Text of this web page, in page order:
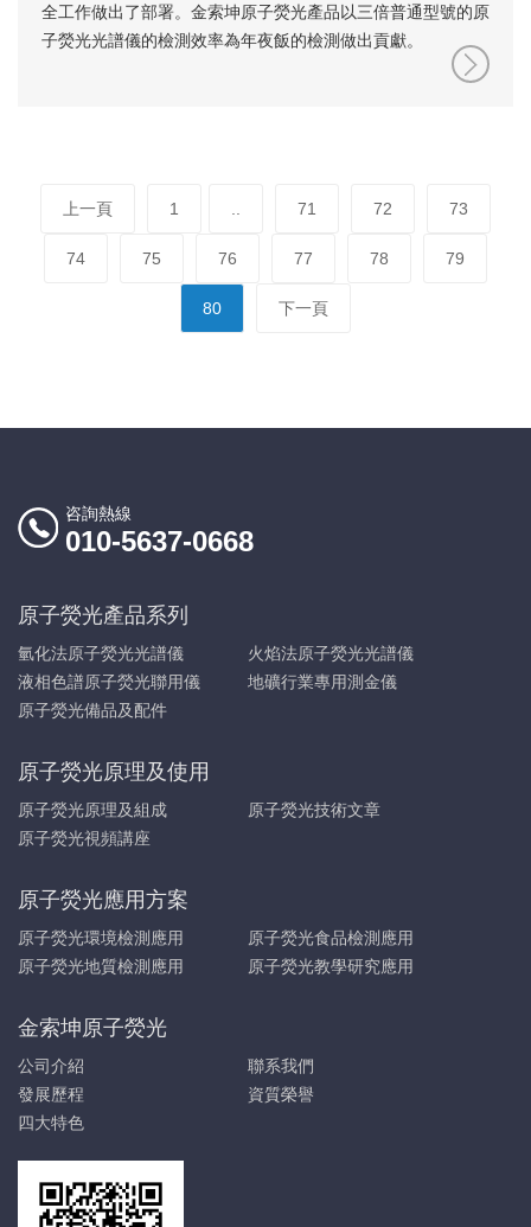
全工作做出了部署。金索坤原子熒光產品以三倍普通型號的原
子熒光光譜儀的檢測效率為年夜飯的檢測做出貢獻。
上一頁 1 71 72 73
74 75 76 77 78 79
80 下一頁
咨詢熱線
010-5637-0668
原子熒光產品系列
氫化法原子熒光光譜儀
火焰法原子熒光光譜儀
液相色譜原子熒光聯用儀
地礦行業專用測金儀
原子熒光備品及配件
原子熒光原理及使用
原子熒光原理及組成
原子熒光技術文章
原子熒光視頻講座
原子熒光應用方案
原子熒光環境檢測應用
原子熒光食品檢測應用
原子熒光地質檢測應用
原子熒光教學研究應用
金索坤原子熒光
公司介紹
聯系我們
發展歷程
資質榮譽
四大特色